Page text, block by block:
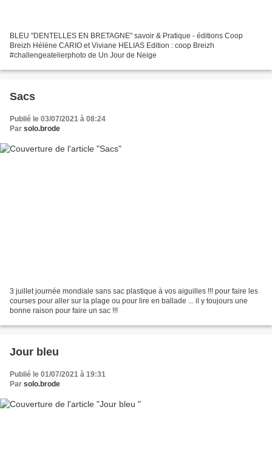
BLEU "DENTELLES EN BRETAGNE" savoir & Pratique - éditions Coop
Breizh Hélène CARIO et Viviane HELIAS Edition : coop Breizh
#challengeatelierphoto de Un Jour de Neige
Sacs
Publié le 03/07/2021 à 08:24
Par solo.brode
3 juillet journée mondiale sans sac plastique à vos aiguilles !!! pour faire les
courses pour aller sur la plage ou pour lire en ballade ... il y toujours une
bonne raison pour faire un sac !!!
Jour bleu
Publié le 01/07/2021 à 19:31
Par solo.brode